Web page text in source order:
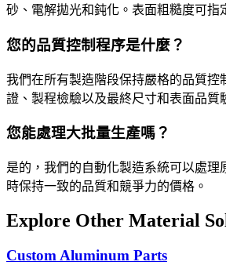
砂、電解拋光和鈍化。表面粗糙度可指
您的品質控制程序是什麼？
我們在所有製造階段保持嚴格的品質控
證、製程檢驗以及最終尺寸和表面品質
您能處理大批量生產嗎？
是的，我們的自動化製造系統可以處理
時保持一致的品質和競爭力的價格。
Explore Other Material
Custom Aluminum Parts